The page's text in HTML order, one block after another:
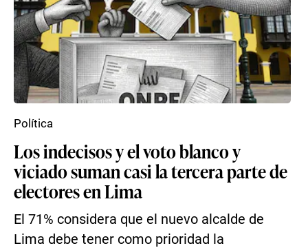
Los indecisos y el voto blanco y
viciado suman casi la tercera parte de
electores en Lima
El 71% considera que el nuevo alcalde de
Lima debe tener como prioridad la
Política